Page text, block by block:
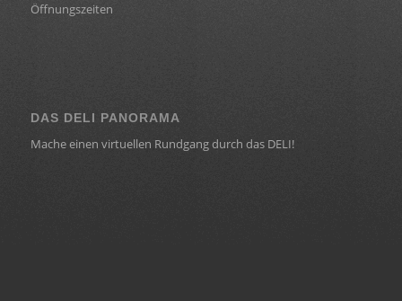
Öffnungszeiten
DAS DELI PANORAMA
Mache einen virtuellen Rundgang durch das DELI!